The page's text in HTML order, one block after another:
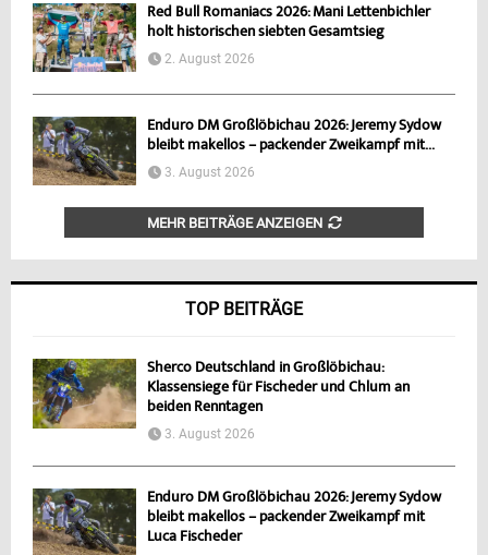
Red Bull Romaniacs 2026: Mani Lettenbichler
holt historischen siebten Gesamtsieg
2. August 2026
Enduro DM Großlöbichau 2026: Jeremy Sydow
bleibt makellos – packender Zweikampf mit...
3. August 2026
MEHR BEITRÄGE ANZEIGEN
TOP BEITRÄGE
Sherco Deutschland in Großlöbichau:
Klassensiege für Fischeder und Chlum an
beiden Renntagen
3. August 2026
Enduro DM Großlöbichau 2026: Jeremy Sydow
bleibt makellos – packender Zweikampf mit
Luca Fischeder